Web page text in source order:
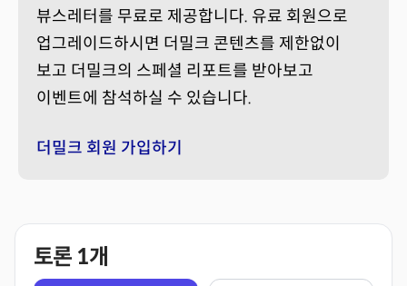
뷰스레터를 무료로 제공합니다. 유료 회원으로
업그레이드하시면 더밀크 콘텐츠를 제한없이
보고 더밀크의 스페셜 리포트를 받아보고
이벤트에 참석하실 수 있습니다.
더밀크 회원 가입하기
토론 1개